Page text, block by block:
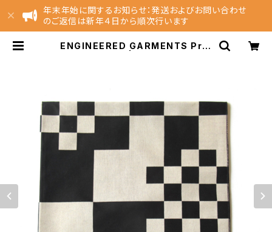
年末年始に関するお知らせ：発送およびお問い合わせ
のご返信は新年４日から順次行います
ENGINEERED GARMENTS Prin